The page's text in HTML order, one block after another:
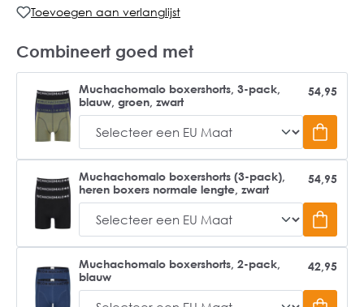
Toevoegen aan verlanglijst
Combineert goed met
Muchachomalo boxershorts, 3-pack,
blauw, groen, zwart
54,95
Muchachomalo boxershorts (3-pack),
heren boxers normale lengte, zwart
54,95
Muchachomalo boxershorts, 2-pack,
blauw
42,95